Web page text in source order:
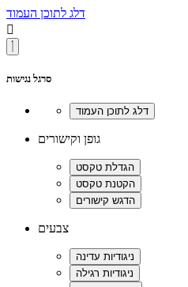
דלג לתוכן העמוד

סרגל נגישות
גופן וקישורים
צבעים